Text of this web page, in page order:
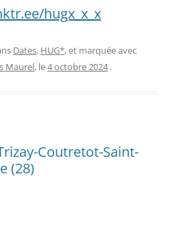
hugx_x_x
Dates, HUG*, et marquée avec
Maurel, le4 octobre 2024 .
Coutretot-Saint-
(28)